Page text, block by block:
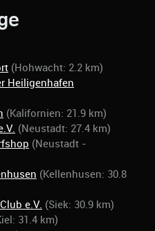
(Hohwacht: 2.2 km)
Heiligenhafen
(Kalifornien: 21.9 km)
(Neustadt: 27.4 km)
(Neustadt -
(Kellenhusen: 30.8
e.V. (Siek: 30.9 km)
31.4 km)